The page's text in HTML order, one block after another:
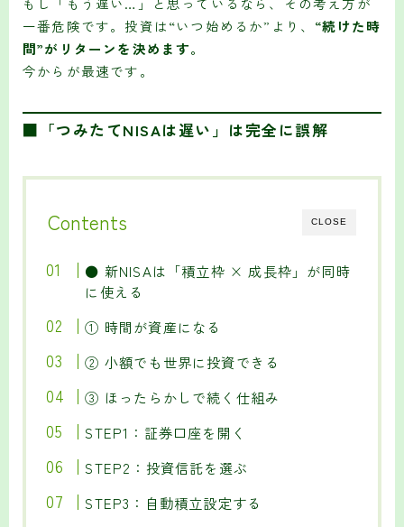
一番危険です。投資は“いつ始めるか”より、 “続けた時
間”がリターンを決めます。
今からが最速です。
■「つみたてNISAは遅い」は完全に誤解
CLOSE
Contents
● 新NISAは「積立枠 × 成長枠」が同時
に使える
① 時間が資産になる
② 小額でも世界に投資できる
③ ほったらかしで続く仕組み
STEP1：証券口座を開く
STEP2：投資信託を選ぶ
STEP3：自動積立設定する